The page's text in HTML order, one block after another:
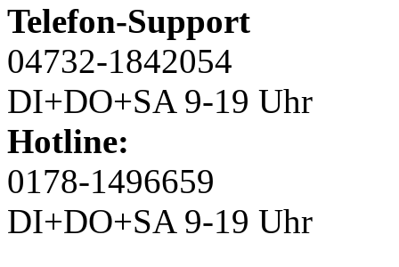
Telefon-Support
04732-1842054
DI+DO+SA 9-19 Uhr
Hotline:
0178-1496659
DI+DO+SA 9-19 Uhr